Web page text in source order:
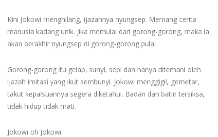
Kini Jokowi menghilang, ijazahnya nyungsep. Memang cerita
manusia kadang unik. Jika memulai dari gorong-gorong, maka ia
akan berakhir nyungsep di gorong-gorong pula.
Gorong-gorong itu gelap, sunyi, sepi dan hanya ditemani oleh
ijazah imitasi yang ikut sembunyi. Jokowi menggigil, gemetar,
takut kepalsuannya segera diketahui. Badan dan batin tersiksa,
tidak hidup tidak mati.
Jokowi oh Jokowi.